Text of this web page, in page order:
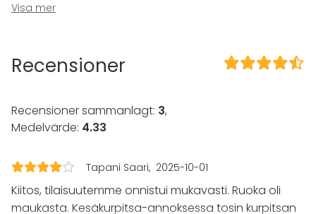
I lokalen
Utrustning
Servis
Evenemang
Bröllop
Spa / relax / bastu
Middag / Lunch
Visa mer
Recensioner
Recensioner sammanlagt: 3,
Medelvärde: 4.33
Tapani Saari 2025-10-01
Kiitos, tilaisuutemme onnistui mukavasti. Ruoka oli
maukasta. Kesäkurpitsa-annoksessa tosin kurpitsan